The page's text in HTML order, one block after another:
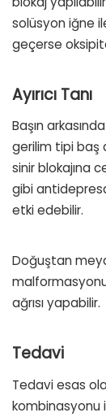
solüsyon iğne
geçerse
Ayırıcı Tanı
Başın
gerilim tipi baş
sinir blokajına
gibi
etki edebilir.
Doğuştan
ağrısı yapabilir.
Tedavi
Tedavi esas
kombinasyonu